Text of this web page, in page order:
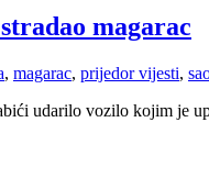
magarac
, magarac, prijedor vijesti,
udarilo vozilo kojim je